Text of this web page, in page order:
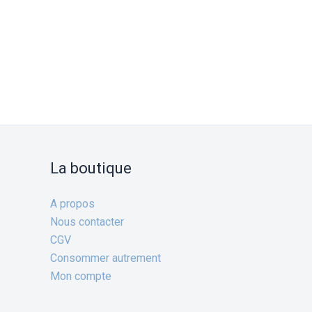
La boutique
A propos
Nous contacter
CGV
Consommer autrement
Mon compte